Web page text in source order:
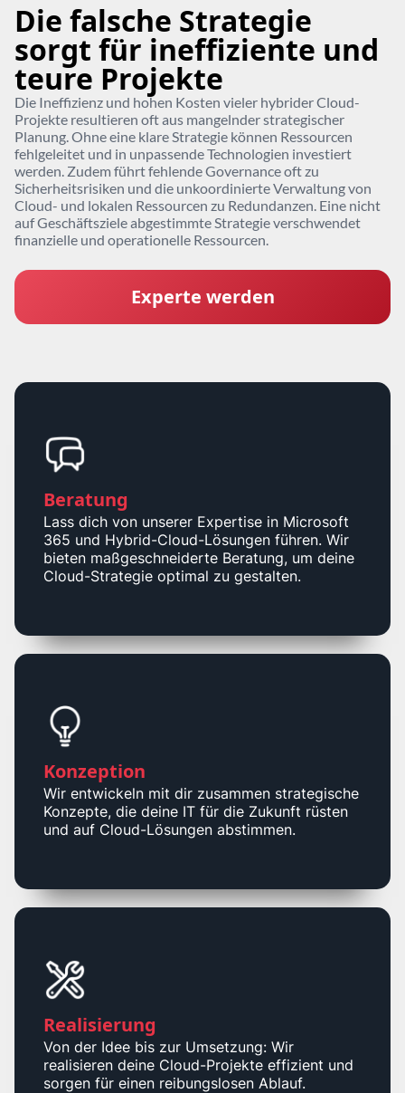
Die falsche Strategie
sorgt für ineffiziente und
teure Projekte
Die Ineffizienz und hohen Kosten vieler hybrider Cloud-
Projekte resultieren oft aus mangelnder strategischer
Planung. Ohne eine klare Strategie können Ressourcen
fehlgeleitet und in unpassende Technologien investiert
werden. Zudem führt fehlende Governance oft zu
Sicherheitsrisiken und die unkoordinierte Verwaltung von
Cloud- und lokalen Ressourcen zu Redundanzen. Eine nicht
auf Geschäftsziele abgestimmte Strategie verschwendet
finanzielle und operationelle Ressourcen.
Experte werden
Beratung
Lass dich von unserer Expertise in Microsoft
365 und Hybrid-Cloud-Lösungen führen. Wir
bieten maßgeschneiderte Beratung, um deine
Cloud-Strategie optimal zu gestalten.
Konzeption
Wir entwickeln mit dir zusammen strategische
Konzepte, die deine IT für die Zukunft rüsten
und auf Cloud-Lösungen abstimmen.
Realisierung
Von der Idee bis zur Umsetzung: Wir
realisieren deine Cloud-Projekte effizient und
sorgen für einen reibungslosen Ablauf.